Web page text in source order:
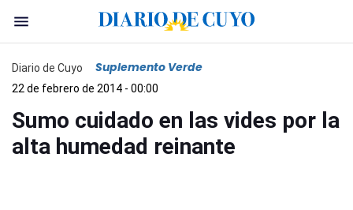
Diario de Cuyo Suplemento Verde
22 de febrero de 2014 - 00:00
Sumo cuidado en las vides por la
alta humedad reinante